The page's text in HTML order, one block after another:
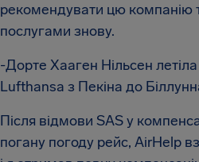
рекомендувати цю компанію
послугами знову.
-Дорте Хааген Нільсен
Lufthansa з Пекіна до
Після відмови SAS у
погану погоду рейс, AirHelp